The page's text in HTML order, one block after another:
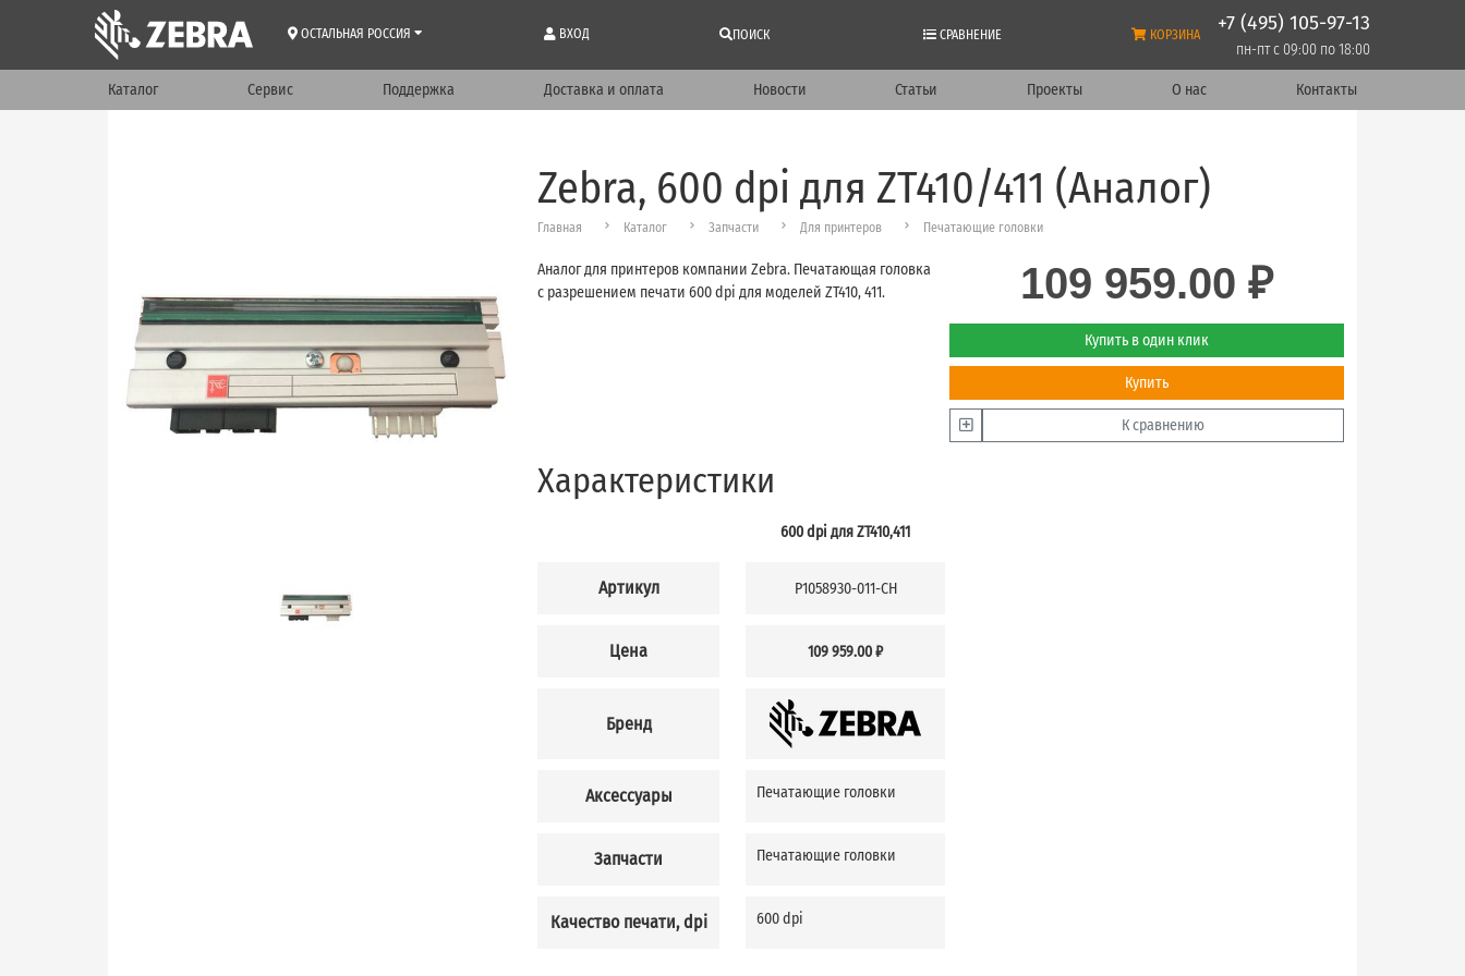
ОСТАЛЬНАЯ РОССИЯ ВХОД ПОИСК СРАВНЕНИЕ КОРЗИНА +7 (495) 105-97-13
пн-пт с 09:00 по 18:00
Каталог Сервис Поддержка Доставка и оплата Новости Статьи Проекты О нас Контакты
Zebra, 600 dpi для ZT410/411 (Аналог)
Главная Каталог Запчасти Для принтеров Печатающие головки
Аналог для принтеров компании Zebra. Печатающая головка
с разрешением печати 600 dpi для моделей ZT410, 411.
109 959.00 ₽
Купить в один клик
Купить
К сравнению
Характеристики
Артикул
Цена
Бренд
Аксессуары
Запчасти
Качество печати, dpi
600 dpi для ZT410,411
P1058930-011-CH
109 959.00 ₽
Печатающие головки
Печатающие головки
600 dpi